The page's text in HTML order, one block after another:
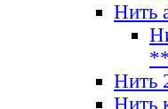
Нить
Нить
Нить